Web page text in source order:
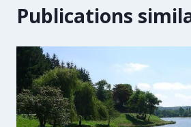
Publications